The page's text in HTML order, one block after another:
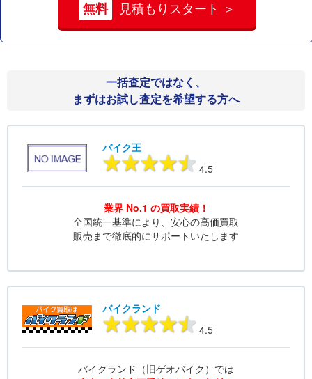
無料 見積もりスタート ＞
一括査定ではなく、
まずはお試し査定を希望する方へ
バイク王
4.5
業界 No.1 の買取実績！
全国統一基準により、安心の高価買取
販売まで徹底的にサポートいたします
バイクランド
4.5
バイクランド（旧ゲオバイク）では